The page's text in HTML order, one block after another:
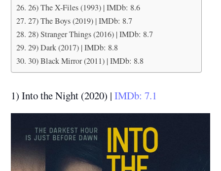
26) The X-Files (1993) | IMDb: 8.6
27) The Boys (2019) | IMDb: 8.7
28) Stranger Things (2016) | IMDb: 8.7
29) Dark (2017) | IMDb: 8.8
30) Black Mirror (2011) | IMDb: 8.8
1) Into the Night (2020) |IMDb: 7.1